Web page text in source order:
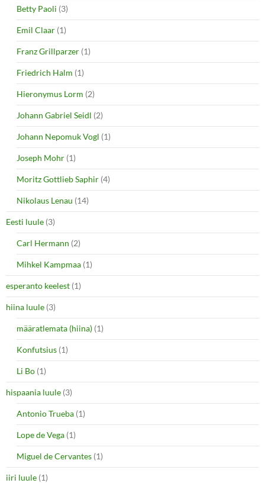
Betty Paoli (3)
Emil Claar (1)
Franz Grillparzer (1)
Friedrich Halm (1)
Hieronymus Lorm (2)
Johann Gabriel Seidl (2)
Johann Nepomuk Vogl (1)
Joseph Mohr (1)
Moritz Gottlieb Saphir (4)
Nikolaus Lenau (14)
Eesti luule (3)
Carl Hermann (2)
Mihkel Kampmaa (1)
esperanto keelest (1)
hiina luule (3)
määratlemata (hiina) (1)
Konfutsius (1)
Li Bo (1)
hispaania luule (3)
Antonio Trueba (1)
Lope de Vega (1)
Miguel de Cervantes (1)
iiri luule (1)